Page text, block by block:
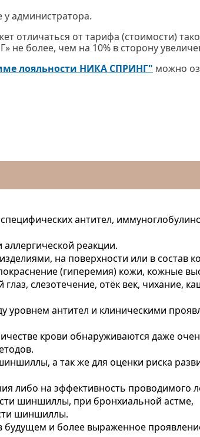
администратора.
отличаться от тарифа (стоимости)
более, чем на 10% в сторону
лояльности НИКА СПРИНГ" можно
антител,
реакции.
на поверхности или в состав
(гиперемия) кожи, кожные
слезотечение, отёк век, чихание,
уровнем антител и клиническими
крови обнаруживаются даже
а так же для оценки риска
либо на эффективность проводимого
шиншиллы, при бронхиальной астме,
шиншиллы.
будущем и более выраженное